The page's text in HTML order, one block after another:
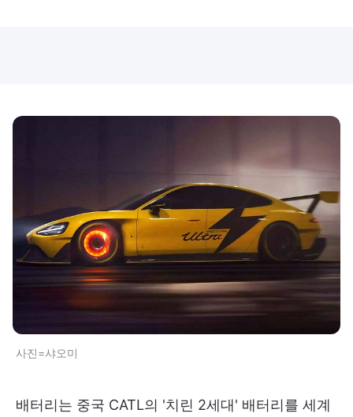
사진=샤오미
배터리는 중국 CATL의 '치린 2세대' 배터리를 세계